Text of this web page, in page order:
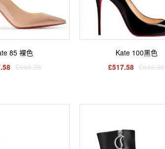
85 裸色
£646.98
Kate 100黑色
£517.58 £646.98